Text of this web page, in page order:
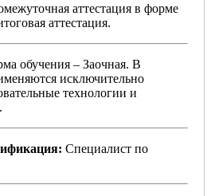
аттестация в форме
аттестация.
обучения – Заочная. В
исключительно
технологии и
Специалист по